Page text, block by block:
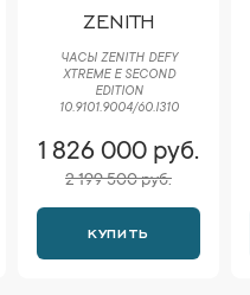
ZENITH
ЧАСЫ ZENITH DEFY
XTREME E SECOND
EDITION
10.9101.9004/60.I310
1 826 000 руб.
2 199 500 руб.
КУПИТЬ